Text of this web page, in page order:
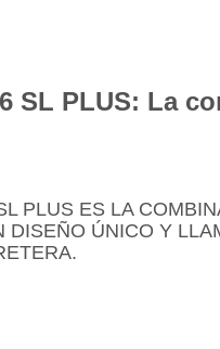
SL PLUS: La
PLUS ES LA
DISEÑO ÚNICO Y